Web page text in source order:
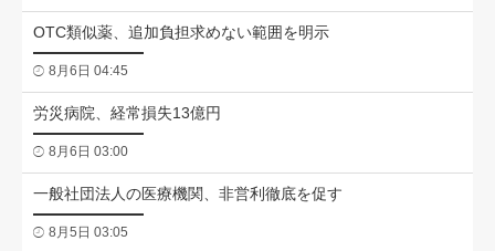
OTC類似薬、追加負担求めない範囲を明示
8月6日 04:45
労災病院、経常損失13億円
8月6日 03:00
一般社団法人の医療機関、非営利徹底を促す
8月5日 03:05